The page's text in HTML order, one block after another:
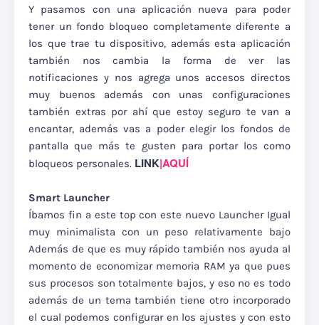
Y pasamos con una aplicación nueva para poder
tener un fondo bloqueo completamente diferente a
los que trae tu dispositivo, además esta aplicación
también nos cambia la forma de ver las
notificaciones y nos agrega unos accesos directos
muy buenos además con unas configuraciones
también extras por ahí que estoy seguro te van a
encantar, además vas a poder elegir los fondos de
pantalla que más te gusten para portar los como
bloqueos personales. LINK|AQUÍ
Smart Launcher
Íbamos fin a este top con este nuevo Launcher Igual
muy minimalista con un peso relativamente bajo
Además de que es muy rápido también nos ayuda al
momento de economizar memoria RAM ya que pues
sus procesos son totalmente bajos, y eso no es todo
además de un tema también tiene otro incorporado
el cual podemos configurar en los ajustes y con esto